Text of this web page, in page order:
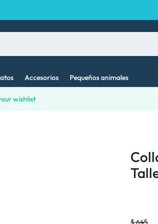
Accesorios Pequeños animales
wishlist
$645